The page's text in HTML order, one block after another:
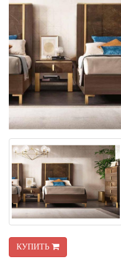
КУПИТЬ